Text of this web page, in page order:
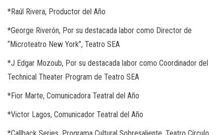
*Raúl Rivera, Productor del Año
*George Riverón, Por su destacada labor como Director de
“Microteatro New York”, Teatro SEA
*J Edgar Mozoub, Por su destacada labor como Coordinador del
Technical Theater Program de Teatro SEA
*Fior Marte, Comunicadora Teatral del Año
*Victor Lagos, Comunicador Teatral del Año